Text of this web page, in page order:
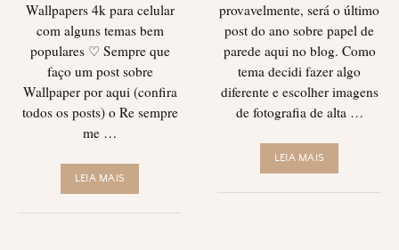
Wallpapers 4k para celular
com alguns temas bem
populares ♡ Sempre que
faço um post sobre
Wallpaper por aqui (confira
todos os posts) o Re sempre
me …
LEIA MAIS
provavelmente, será o último
post do ano sobre papel de
parede aqui no blog. Como
tema decidi fazer algo
diferente e escolher imagens
de fotografia de alta …
LEIA MAIS